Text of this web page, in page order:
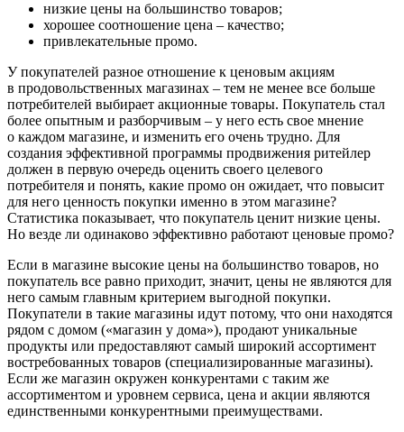
низкие цены на большинство товаров;
хорошее соотношение цена – качество;
привлекательные промо.
У покупателей разное отношение к ценовым акциям
в продовольственных магазинах – тем не менее все больше
потребителей выбирает акционные товары. Покупатель стал
более опытным и разборчивым – у него есть свое мнение
о каждом магазине, и изменить его очень трудно. Для
создания эффективной программы продвижения ритейлер
должен в первую очередь оценить своего целевого
потребителя и понять, какие промо он ожидает, что повысит
для него ценность покупки именно в этом магазине?
Статистика показывает, что покупатель ценит низкие цены.
Но везде ли одинаково эффективно работают ценовые промо?
Если в магазине высокие цены на большинство товаров, но
покупатель все равно приходит, значит, цены не являются для
него самым главным критерием выгодной покупки.
Покупатели в такие магазины идут потому, что они находятся
рядом с домом («магазин у дома»), продают уникальные
продукты или предоставляют самый широкий ассортимент
востребованных товаров (специализированные магазины).
Если же магазин окружен конкурентами с таким же
ассортиментом и уровнем сервиса, цена и акции являются
единственными конкурентными преимуществами.